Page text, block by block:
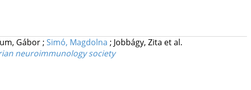
Gábor ; Simó, Magdolna ; Jobbágy, Zita et al.
neuroimmunology society